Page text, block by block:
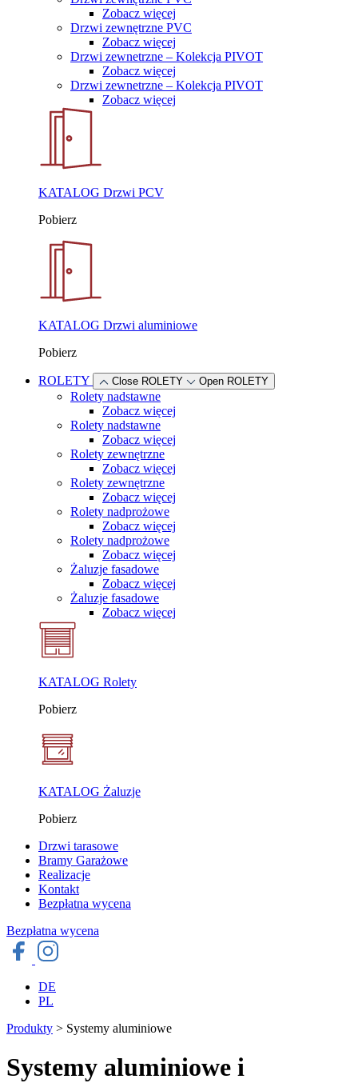
Zobacz więcej
Drzwi zewnętrzne PVC
Zobacz więcej
Drzwi zewnetrzne – Kolekcja PIVOT
Zobacz więcej
Drzwi zewnetrzne – Kolekcja PIVOT
Zobacz więcej
KATALOG Drzwi PCV
Pobierz
KATALOG Drzwi aluminiowe
Pobierz
ROLETY Close ROLETY Open ROLETY
Rolety nadstawne
Zobacz więcej
Rolety nadstawne
Zobacz więcej
Rolety zewnętrzne
Zobacz więcej
Rolety zewnętrzne
Zobacz więcej
Rolety nadprożowe
Zobacz więcej
Rolety nadprożowe
Zobacz więcej
Żaluzje fasadowe
Zobacz więcej
Żaluzje fasadowe
Zobacz więcej
KATALOG Rolety
Pobierz
KATALOG Żaluzje
Pobierz
Drzwi tarasowe
Bramy Garażowe
Realizacje
Kontakt
Bezpłatna wycena
Bezpłatna wycena
DE
PL
Produkty > Systemy aluminiowe
Systemy aluminiowe i